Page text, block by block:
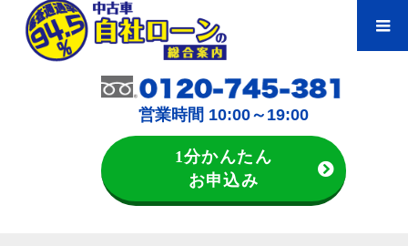
営業時間 10:00～19:00
1分かんたん
お申込み